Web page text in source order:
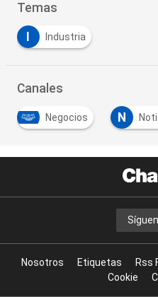
Temas
Industria
Canales
Negocios N
Nosotros Etiquetas Rss
Cookie